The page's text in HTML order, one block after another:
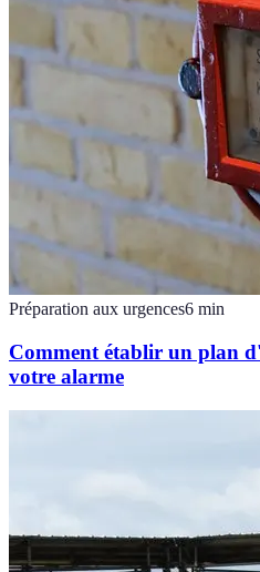
Préparation aux urgences6 min
Comment établir un plan
votre alarme